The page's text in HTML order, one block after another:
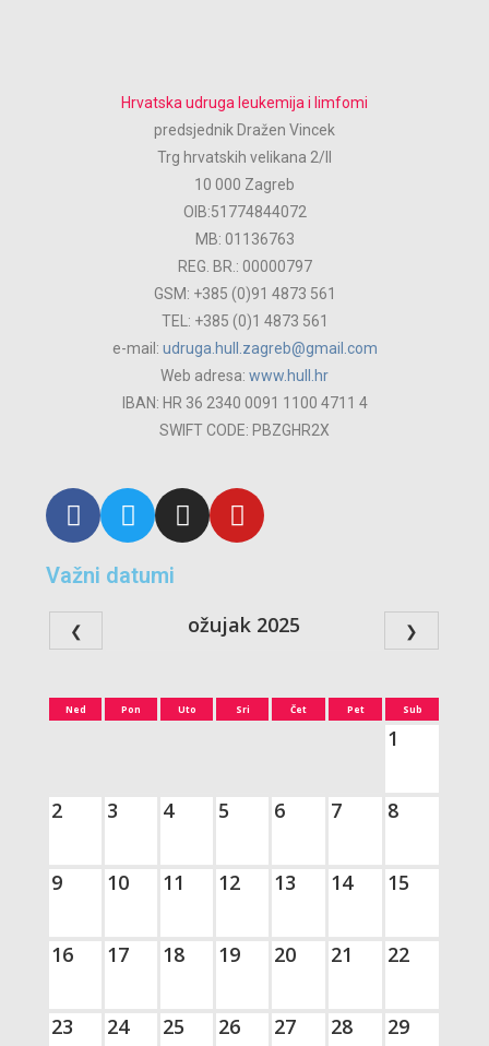
Hrvatska udruga leukemija i limfomi
predsjednik Dražen Vincek
Trg hrvatskih velikana 2/ll
10 000 Zagreb
OIB:51774844072
MB: 01136763
REG. BR.: 00000797
GSM: +385 (0)91 4873 561
TEL: +385 (0)1 4873 561
e-mail: udruga.hull.zagreb@gmail.com
Web adresa: www.hull.hr
IBAN: HR 36 2340 0091 1100 4711 4
SWIFT CODE: PBZGHR2X
Važni datumi
❮ ožujak 2025 ❯
Ned Pon Uto Sri Čet Pet Sub
1
2 3 4 5 6 7 8
9 10 11 12 13 14 15
16 17 18 19 20 21 22
23 24 25 26 27 28 29